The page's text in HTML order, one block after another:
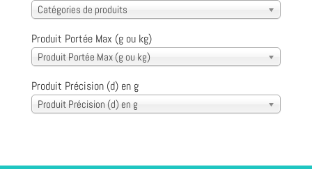
Catégories de produits
Produit Portée Max (g ou kg)
Produit Portée Max (g ou kg)
Produit Précision (d) en g
Produit Précision (d) en g